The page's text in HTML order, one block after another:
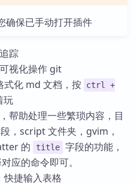
确保已手动打开插件
踪
视化操作 git
式化 md 文档，按 ctrl +
玩
帮助处理一些繁琐内容，目
，script 文件夹，gvim，
的
title 字段的功能，
应的命令即可。
快捷输入表格